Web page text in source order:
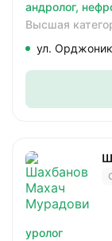
андролог,
Высшая
ул.
уролог